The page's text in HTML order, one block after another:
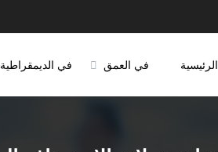
الرئيسية في العمق في الديمقراطية